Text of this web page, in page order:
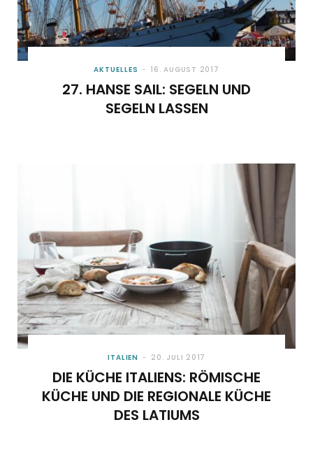
AKTUELLES 16. AUGUST 2017
27. HANSE SAIL: SEGELN UND
SEGELN LASSEN
ITALIEN 20. JULI 2017
DIE KÜCHE ITALIENS: RÖMISCHE
KÜCHE UND DIE REGIONALE KÜCHE
DES LATIUMS